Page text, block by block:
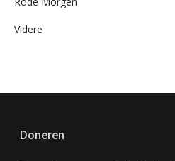
Videre
Doneren